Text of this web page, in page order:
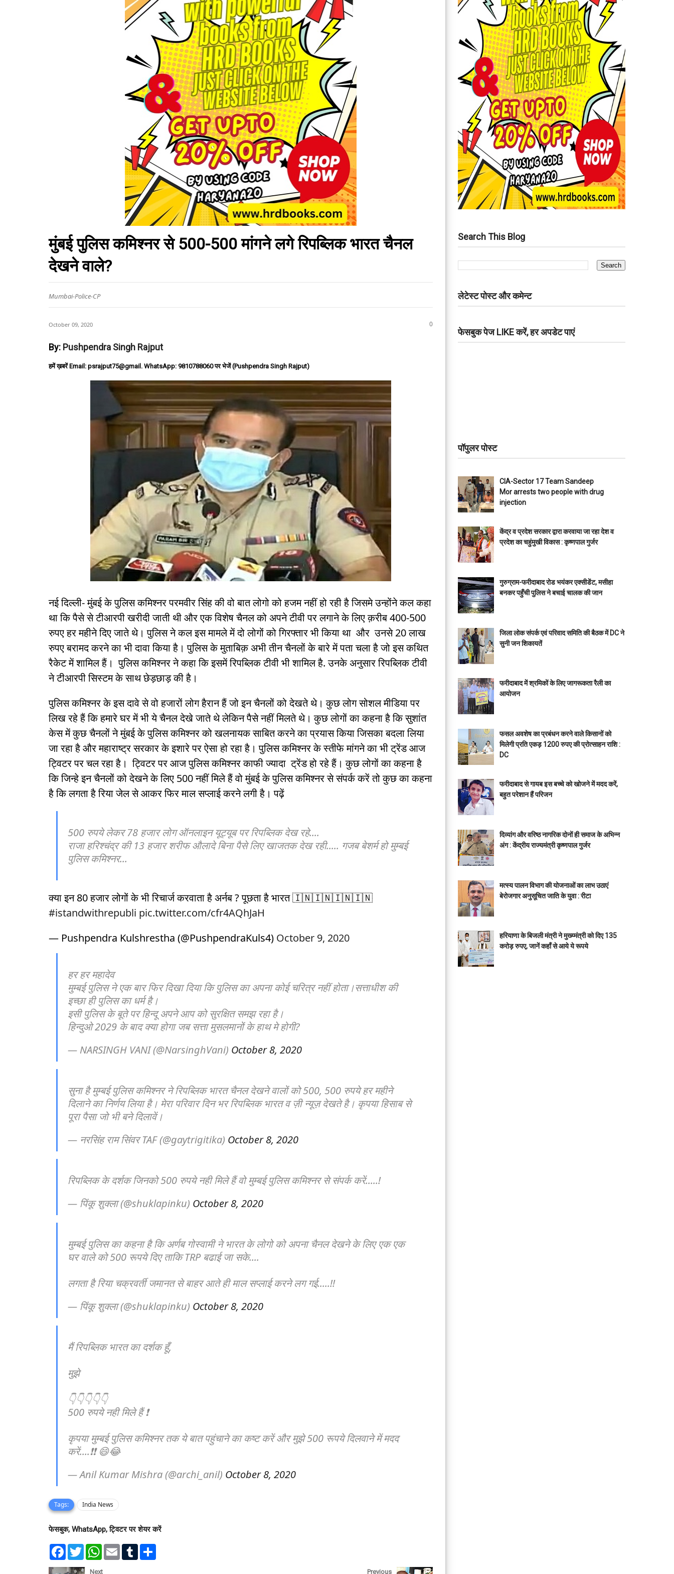
मुंबई पुलिस कमिश्नर से 500-500 मांगने लगे रिपब्लिक भारत चैनल
देखने वाले?
Mumbai-Police-CP
October 09, 2020 0
By: Pushpendra Singh Rajput
हमें ख़बरें Email: psrajput75@gmail. WhatsApp: 9810788060 पर भेजें (Pushpendra Singh Rajput)
नई दिल्ली- मुंबई के पुलिस कमिश्नर परमवीर सिंह की वो बात लोगो को हजम नहीं हो रही है जिसमे उन्होंने कल कहा
था कि पैसे से टीआरपी खरीदी जाती थी और एक विशेष चैनल को अपने टीवी पर लगाने के लिए क़रीब 400-500
रुपए हर महीने दिए जाते थे। पुलिस ने कल इस मामले में दो लोगों को गिरफ्तार भी किया था और उनसे 20 लाख
रुपए बरामद करने का भी दावा किया है। पुलिस के मुताबिक़ अभी तीन चैनलों के बारे में पता चला है जो इस कथित
रैकेट में शामिल हैं। पुलिस कमिश्नर ने कहा कि इसमें रिपब्लिक टीवी भी शामिल है. उनके अनुसार रिपब्लिक टीवी
ने टीआरपी सिस्टम के साथ छेड़छाड़ की है।
पुलिस कमिश्नर के इस दावे से वो हजारों लोग हैरान हैं जो इन चैनलों को देखते थे। कुछ लोग सोशल मीडिया पर
लिख रहे हैं कि हमारे घर में भी ये चैनल देखे जाते थे लेकिन पैसे नहीं मिलते थे। कुछ लोगों का कहना है कि सुशांत
केस में कुछ चैनलों ने मुंबई के पुलिस कमिश्नर को खलनायक साबित करने का प्रयास किया जिसका बदला लिया
जा रहा है और महाराष्ट्र सरकार के इशारे पर ऐसा हो रहा है। पुलिस कमिश्नर के स्तीफे मांगने का भी ट्रेंड आज
ट्विटर पर चल रहा है। ट्विटर पर आज पुलिस कमिश्नर काफी ज्यादा ट्रेंड हो रहे हैं। कुछ लोगों का कहना है
कि जिन्हे इन चैनलों को देखने के लिए 500 नहीं मिले हैं वो मुंबई के पुलिस कमिश्नर से संपर्क करें तो कुछ का कहना
है कि लगता है रिया जेल से आकर फिर माल सप्लाई करने लगी है। पढ़ें
500 रुपये लेकर 78 हजार लोग ऑनलाइन यूट्यूब पर रिपब्लिक देख रहे....
राजा हरिश्चंद्र की 13 हजार शरीफ औलादे बिना पैसे लिए खाजतक देख रही..... गजब बेशर्म हो मुम्बई
पुलिस कमिश्नर...
क्या इन 80 हजार लोगों के भी रिचार्ज करवाता है अर्नब ? पूछता है भारत 🇮🇳🇮🇳🇮🇳🇮🇳
#istandwithrepubli pic.twitter.com/cfr4AQhJaH
— Pushpendra Kulshrestha (@PushpendraKuls4) October 9, 2020
हर हर महादेव
मुम्बई पुलिस ने एक बार फिर दिखा दिया कि पुलिस का अपना कोई चरित्र नहीं होता।सत्ताधीश की
इच्छा ही पुलिस का धर्म है।
इसी पुलिस के बूते पर हिन्दू अपने आप को सुरक्षित समझ रहा है।
हिन्दुओ 2029 के बाद क्या होगा जब सत्ता मुसलमानों के हाथ मे होगी?
— NARSINGH VANI (@NarsinghVani) October 8, 2020
सुना है मुम्बई पुलिस कमिश्नर ने रिपब्लिक भारत चैनल देखने वालों को 500, 500 रुपये हर महीने
दिलाने का निर्णय लिया है। मेरा परिवार दिन भर रिपब्लिक भारत व ज़ी न्यूज़ देखते है। कृपया हिसाब से
पूरा पैसा जो भी बने दिलावें।
— नरसिंह राम सिंवर TAF (@gaytrigitika) October 8, 2020
रिपब्लिक के दर्शक जिनको 500 रुपये नही मिले हैं वो मुम्बई पुलिस कमिश्नर से संपर्क करें.....!
— पिंकू शुक्ला (@shuklapinku) October 8, 2020
मुम्बई पुलिस का कहना है कि अर्णब गोस्वामी ने भारत के लोगो को अपना चैनल देखने के लिए एक एक
घर वाले को 500 रूपये दिए ताकि TRP बढाई जा सके....
लगता है रिया चक्रवर्ती जमानत से बाहर आते ही माल सप्लाई करने लग गई.....!!
— पिंकू शुक्ला (@shuklapinku) October 8, 2020
मैं रिपब्लिक भारत का दर्शक हूँ,
मुझे
👇👇👇👇👇
500 रुपये नही मिले हैं ❗️
कृपया मुम्बई पुलिस कमिश्नर तक ये बात पहुंचाने का कष्ट करें और मुझे 500 रूपये दिलवाने में मदद
करें....❗️❗️ 😄😂
— Anil Kumar Mishra (@archi_anil) October 8, 2020
Tags: India News
फेसबुक, WhatsApp, ट्विटर पर शेयर करें
F
e
T
w
t
W
t
E
T
Next Previous
Search This Blog
लेटेस्ट पोस्ट और कमेन्ट
फेसबुक पेज LIKE करें, हर अपडेट पाएं
पॉपुलर पोस्ट
CIA-Sector 17 Team Sandeep
Mor arrests two people with drug
injection
केंद्र व प्रदेश सरकार द्वारा करवाया जा रहा देश व
प्रदेश का चहुंमुखी विकास : कृष्णपाल गुर्जर
गुरुग्राम-फरीदाबाद रोड भयंकर एक्सीडेंट, मसीहा
बनकर पहुँची पुलिस ने बचाई चालक की जान
जिला लोक संपर्क एवं परिवाद समिति की बैठक में DC ने
सुनी जन शिकायतें
फरीदाबाद में श्रमिकों के लिए जागरूकता रैली का
आयोजन
फसल अवशेष का प्रबंधन करने वाले किसानों को
मिलेगी प्रति एकड़ 1200 रुपए की प्रोत्साहन राशि :
DC
फरीदाबाद से गायब इस बच्चे को खोजने में मदद करें,
बहुत परेशान हैं परिजन
दिव्यांग और वरिष्ठ नागरिक दोनों ही समाज के अभिन्न
अंग : केंद्रीय राज्यमंत्री कृष्णपाल गुर्जर
मत्स्य पालन विभाग की योजनाओं का लाभ उठाएं
बेरोजगार अनुसूचित जाति के युवा : रीटा
हरियाणा के बिजली मंत्री ने मुख्य्मंत्री को दिए 135
करोड़ रुपए, जानें कहाँ से आये ये रूपये